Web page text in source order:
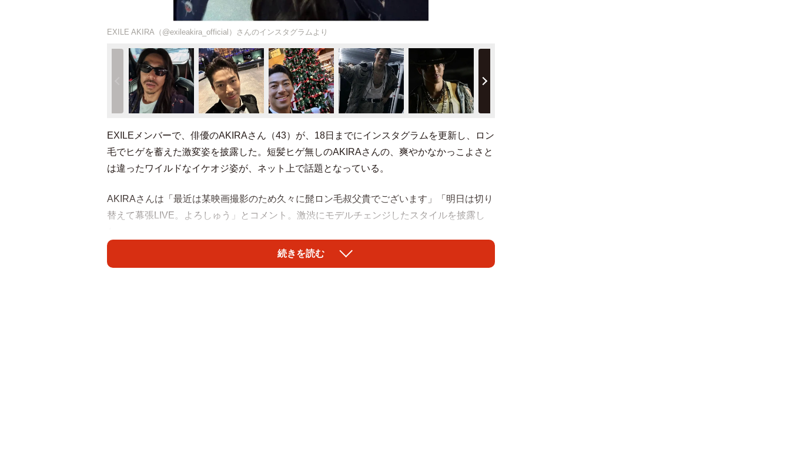
EXILE AKIRA（@exileakira_official）さんのインスタグラムより
EXILEメンバーで、俳優のAKIRAさん（43）が、18日までにインスタグラムを更新し、ロン
毛でヒゲを蓄えた激変姿を披露した。短髪ヒゲ無しのAKIRAさんの、爽やかなかっこよさと
は違ったワイルドなイケオジ姿が、ネット上で話題となっている。
AKIRAさんは「最近は某映画撮影のため久々に髭ロン毛叔父貴でございます」「明日は切り
替えて幕張LIVE。よろしゅう」とコメント。激渋にモデルチェンジしたスタイルを披露し
SNSでは、「ワイルド感増し増しですね〜」「久々のロン毛嬉しすぎる」「日本ロン毛協会
続きを読む